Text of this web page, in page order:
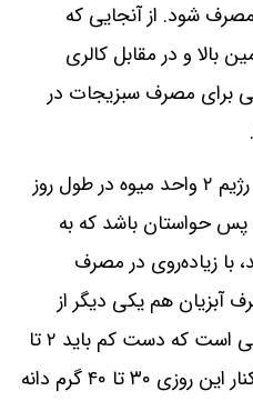
سبزی مصرف شود. از آنجایی ‌که
بالا و در مقابل کالری
برای مصرف سبزیجات در
حداقل میوه مجاز در طول این رژیم ۲ واحد میوه در طول روز
پس حواستان باشد که به‌
با زیاده‌روی در مصرف
آبزیان هم یکی دیگر از
اصول و اساس این برنامه غذایی است که دست کم باید ۲ تا
۳ بار در هفته مصرف شود. در کنار این روزی ۳۰ تا ۴۰ گرم دانه